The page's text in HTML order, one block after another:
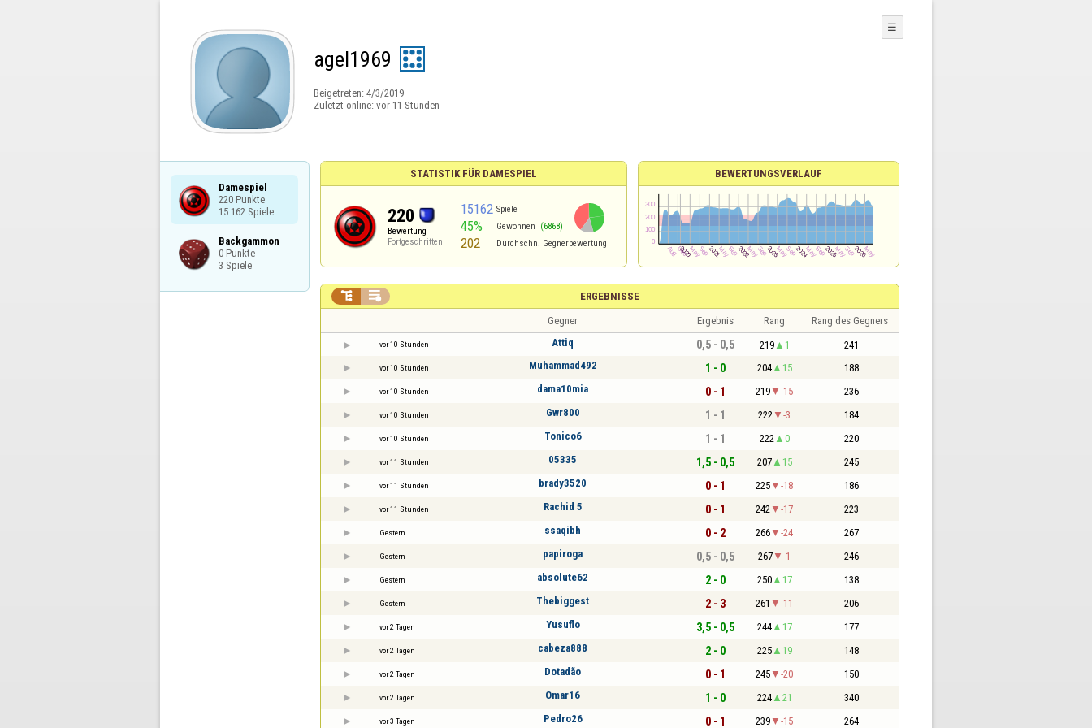
agel1969
Beigetreten: 4/3/2019
Zuletzt online: vor 11 Stunden
☰
Damespiel
220 Punkte
15.162 Spiele
Backgammon
0 Punkte
3 Spiele
STATISTIK FÜR DAMESPIEL
220
Bewertung
Fortgeschritten
15162 Spiele
45% Gewonnen (6868)
202 Durchschn. Gegnerbewertung
BEWERTUNGSVERLAUF
ERGEBNISSE
 
Gegner Ergebnis Rang Rang des Gegners
vor 10 Stunden Attiq 0,5 - 0,5 219 1 241
vor 10 Stunden Muhammad492 1 - 0 204 15 188
vor 10 Stunden dama10mia 0 - 1 219 -15 236
vor 10 Stunden Gwr800 1 - 1 222 -3 184
vor 10 Stunden Tonico6 1 - 1 222 0 220
vor 11 Stunden 05335 1,5 - 0,5 207 15 245
vor 11 Stunden brady3520 0 - 1 225 -18 186
vor 11 Stunden Rachid 5 0 - 1 242 -17 223
Gestern ssaqibh 0 - 2 266 -24 267
Gestern papiroga 0,5 - 0,5 267 -1 246
Gestern absolute62 2 - 0 250 17 138
Gestern Thebiggest 2 - 3 261 -11 206
vor 2 Tagen Yusuflo 3,5 - 0,5 244 17 177
vor 2 Tagen cabeza888 2 - 0 225 19 148
vor 2 Tagen Dotadão 0 - 1 245 -20 150
vor 2 Tagen Omar16 1 - 0 224 21 340
vor 3 Tagen Pedro26 0 - 1 239 -15 264